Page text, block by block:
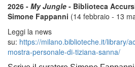
2026 - My Jungle - Biblioteca
Simone Fappanni (14 febbraio - 13
Leggi la news
su: https://milano.biblioteche.it/library/
mostra-personale-di-tiziana-sanna/